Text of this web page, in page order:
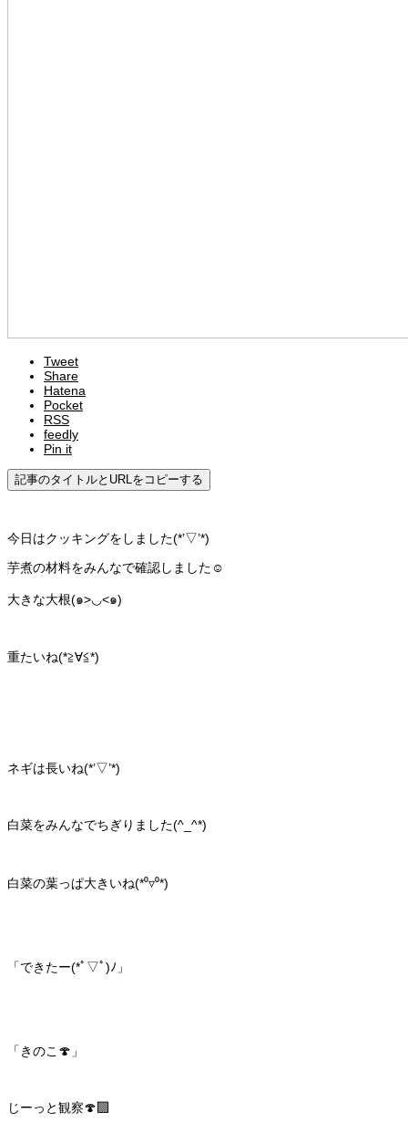
Tweet
Share
Hatena
Pocket
RSS
feedly
Pin it
記事のタイトルとURLをコピーする
今日はクッキングをしました(*’▽’*)
芋煮の材料をみんなで確認しました☺️
大きな大根(๑>◡<๑)
重たいね(*≧∀≦*)
ネギは長いね(*’▽’*)
白菜をみんなでちぎりました(^_^*)
白菜の葉っぱ大きいね(*⁰▿⁰*)
「できたー(*ﾟ▽ﾟ)ﾉ」
「きのこ🍄」
じーっと観察🍄‍🟫